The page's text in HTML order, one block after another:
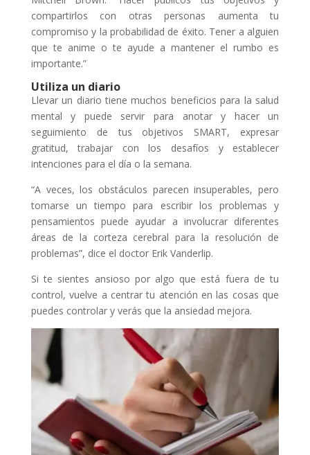
compartirlos con otras personas aumenta tu
compromiso y la probabilidad de éxito. Tener a alguien
que te anime o te ayude a mantener el rumbo es
importante.”
Utiliza un diario
Llevar un diario tiene muchos beneficios para la salud
mental y puede servir para anotar y hacer un
seguimiento de tus objetivos SMART, expresar
gratitud, trabajar con los desafíos y establecer
intenciones para el día o la semana.
“A veces, los obstáculos parecen insuperables, pero
tomarse un tiempo para escribir los problemas y
pensamientos puede ayudar a involucrar diferentes
áreas de la corteza cerebral para la resolución de
problemas”, dice el doctor Erik Vanderlip.
Si te sientes ansioso por algo que está fuera de tu
control, vuelve a centrar tu atención en las cosas que
puedes controlar y verás que la ansiedad mejora.